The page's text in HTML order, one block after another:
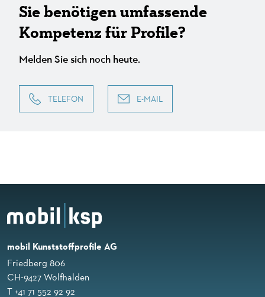
Sie benötigen umfassende
Kompetenz für Profile?
Melden Sie sich noch heute.
TELEFON E-MAIL
mobil Kunststoffprofile AG
Friedberg 806
CH-9427 Wolfhalden
T +41 71 552 92 92